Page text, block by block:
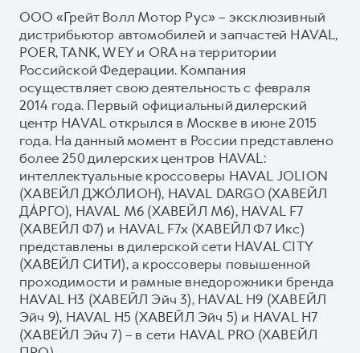
ООО «Грейт Волл Мотор Рус» – эксклюзивный
дистрибьютор автомобилей и запчастей HAVAL,
POER, TANK, WEY и ORA на территории
Российской Федерации. Компания
осуществляет свою деятельность с февраля
2014 года. Первый официальный дилерский
центр HAVAL открылся в Москве в июне 2015
года. На данный момент в России представлено
более 250 дилерских центров HAVAL:
интеллектуальные кроссоверы HAVAL JOLION
(ХАВЕЙЛ ДЖО́ЛИОН), HAVAL DARGO (ХАВЕЙЛ
ДА́РГО), HAVAL М6 (ХАВЕЙЛ M6), HAVAL F7
(ХАВЕЙЛ Ф7) и HAVAL F7x (ХАВЕЙЛ Ф7 Икс)
представлены в дилерской сети HAVAL CITY
(ХАВЕЙЛ СИТИ), а кроссоверы повышенной
проходимости и рамные внедорожники бренда
HAVAL H3 (ХАВЕЙЛ Эйч 3), HAVAL H9 (ХАВЕЙЛ
Эйч 9), HAVAL H5 (ХАВЕЙЛ Эйч 5) и HAVAL H7
(ХАВЕЙЛ Эйч 7) – в сети HAVAL PRO (ХАВЕЙЛ